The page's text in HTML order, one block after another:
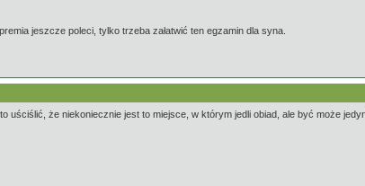
jeszcze poleci, tylko trzeba załatwić ten egzamin dla syna.
uściślić, że niekoniecznie jest to miejsce, w którym jedli obiad, ale być może